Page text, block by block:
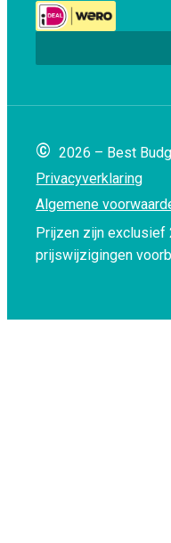
© 2026 – Best
Privacyverklaring
Algemene
Prijzen zijn exclusief
prijswijzigingen